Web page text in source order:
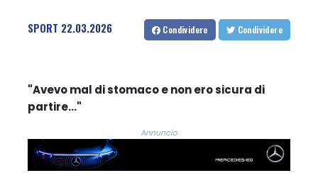
SPORT 22.03.2026 Condividere Condividere
"Avevo mal di stomaco e non ero sicura di
partire..."
Annuncio